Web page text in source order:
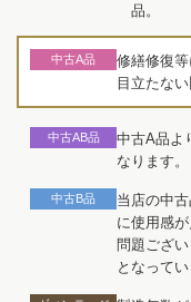
品。
中古A品
修繕修復
目立たな
中古AB品
中古A品よ
なります。
中古B品
当店の中
に使用感
問題ござ
となってい